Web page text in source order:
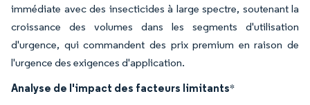
immédiate avec des insecticides à large spectre, soutenant la
croissance des volumes dans les segments d'utilisation
d'urgence, qui commandent des prix premium en raison de
l'urgence des exigences d'application.
Analyse de l'impact des facteurs limitants*